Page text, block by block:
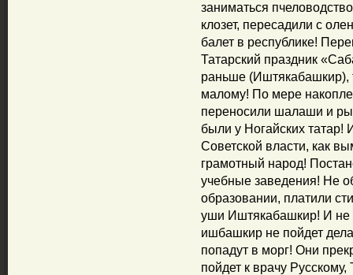
заниматься
клозет, пересадили с
балет в республике!
Татарский праздник
раньше (Иштякабашкир),
малому! По мере
переносили шалаши и
были у Ногайских татар!
Советской власти, как
грамотный народ!
учебные заведения! Не
образовании, платили
уши Иштякабашкир! И не
ишбашкир не пойдет
попадут в морг! Они
пойдет к врачу